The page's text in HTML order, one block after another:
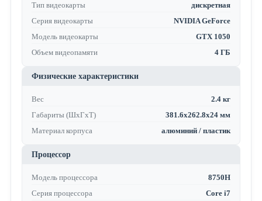
Тип видеокарты
дискретная
Серия видеокарты
NVIDIA GeForce
Модель видеокарты
GTX 1050
Объем видеопамяти
4 ГБ
Физические характеристики
Вес
2.4 кг
Габариты (ШхГхТ)
381.6x262.8x24 мм
Материал корпуса
алюминий / пластик
Процессор
Модель процессора
8750H
Серия процессора
Core i7